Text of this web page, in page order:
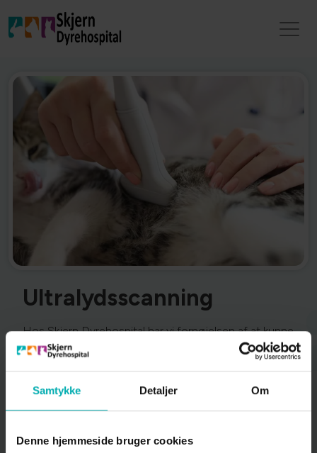
Samtykke Detaljer Om
Denne hjemmeside bruger cookies
Ultralydsscanning
Hos Skjern Dyrehospital har vi fornøjelsen af at kunne
tilbyde ultralydsscanning som en effektiv metode til at
stille præcise diagnoser. Vores ultralydsscanner
diagnosticere hjertelidelser samt opdage kræft i
organer som nyre, lever og bughule. Den kan også